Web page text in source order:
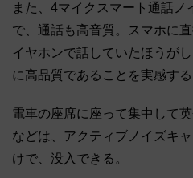
また、4マイクスマート通話
で、通話も高音質。スマホに
イヤホンで話していたほうが
に高品質であることを実感する
電車の座席に座って集中して
などは、アクティブノイズキ
けで、没入できる。